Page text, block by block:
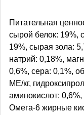
Питательная
сырой белок: 19%,
19%, сырая зола:
натрий: 0,18%,
0,6%, сера: 0,1%,
МЕ/кг,
аминокислот:
Омега-6 жирные